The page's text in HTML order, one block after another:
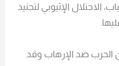
الإثيوبي لتجنيد
الحرب ضد الإرهاب وقد